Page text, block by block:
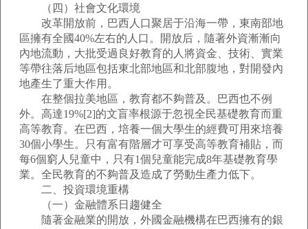
（四）社會文化環境
改革開放前，巴西人口聚居于沿海一帶，東南部地
區擁有全國40%左右的人口。開放后，隨著外資漸漸向
內地流動，大批受過良好教育的人將資金、技術、實業
等帶往落后地區包括東北部地區和北部腹地，對開發內
地產生了重大作用。
在整個拉美地區，教育都不夠普及。巴西也不例
外。高達19%[2]的文盲率根源于忽視全民基礎教育而重
高等教育。在巴西，培養一個大學生的經費可用來培養
30個小學生。只有富有階層才可享受高等教育補貼，而
每6個窮人兒童中，只有1個兒童能完成8年基礎教育學
業。全民教育的不夠普及造成了勞動生產力低下。
二、投資環境重構
（一）金融體系日趨健全
隨著金融業的開放，外國金融機構在巴西擁有的銀